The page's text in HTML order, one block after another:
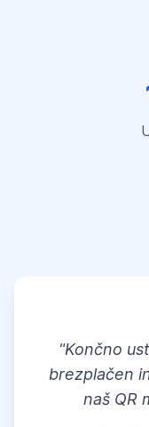
"Končno
brezplačen
naš QR